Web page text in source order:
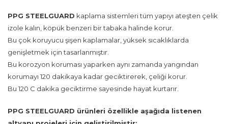
PPG STEELGUARD kaplama sistemleri tüm yapıyı ateşten çelik
izole kalın, köpük benzeri bir tabaka halinde korur.
Bu çok koruyucu şişen kaplamalar, yüksek sıcaklıklarda
genişletmek için tasarlanmıştır.
Bu korozyon koruması yaparken aynı zamanda yangından
korumayı 120 dakikaya kadar geciktirerek, çeliği korur.
Bu 120 C dakika geciktirme sayesinde hayat kurtarır.
PPG STEELGUARD ürünleri özellikle aşağıda listenen